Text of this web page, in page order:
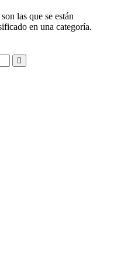
las que se están
en una categoría.